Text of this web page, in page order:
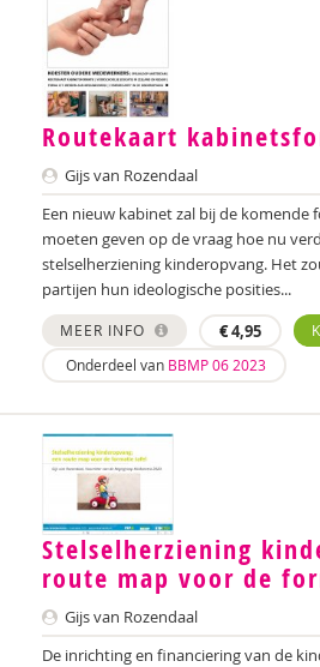
Maria Jongsma
Monique Kerpen
Koen Kock
Corona Koek
Lucy Kok
H. Korpershoek
Verena Kraaij
Lien Van Laere
Marije Magito
Lenneke Moerdijk
Rianne van der Molen
KOOS NIJGH
Ministerie van Onderwijs,
Routekaart
Gijs van Rozendaal
Een nieuw kabinet zal bij de komende
moeten geven op de vraag hoe nu
stelselherziening kinderopvang. Het
partijen hun ideologische posities...
MEER INFO €4,95
Onderdeel van BBMP 06 2023
Stelselherziening
route map voor de
Gijs van Rozendaal
De inrichting en financiering van de